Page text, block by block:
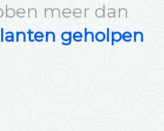
meer dan
geholpen